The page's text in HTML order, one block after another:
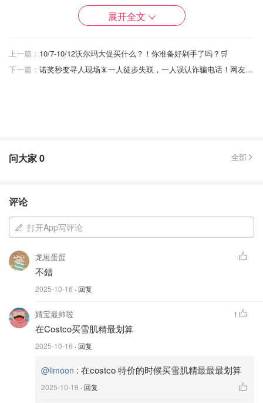
🌿成分非常温和干净：包括薏仁提取物，帮助保湿、提亮、
抗氧化；小苦瓜提取物 (Melothria Extract)，增加水润感和
物 (Safflower Oil & Extract)，平衡油脂并深度滋养。
展开全文
上一篇： 10/7-10/12沃尔玛大促买什么？！你准备好剁手了吗？🛒
下一篇：
诺奖秒变寻人现场📵一人徒步失联，一人误认诈骗电话！网友：科研人果然不走寻常路…
问大家0 全部
评论
打开App写评论
龙崽蛋蛋
不錯
2025-10-16 · 回复
婧宝最帅啦
在Costco买雪肌精最划算
2025-10-16 · 回复
1
@limoon : 在costco 特价的时候买雪肌精最最最划算
2025-10-19 · 回复